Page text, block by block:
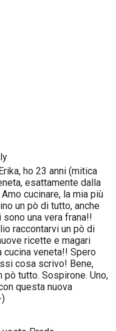
ho 23 anni (mitica
esattamente dalla
cucinare, la mia più
un pò di tutto, anche
una vera frana!!
raccontarvi un pò di
ricette e magari
veneta!! Spero
cosa scrivo! Bene,
tutto. Sospirone. Uno,
questa nuova